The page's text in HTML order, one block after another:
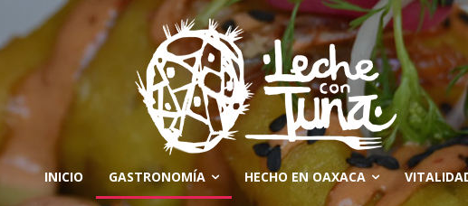
INICIO GASTRONOMÍA HECHO EN OAXACA